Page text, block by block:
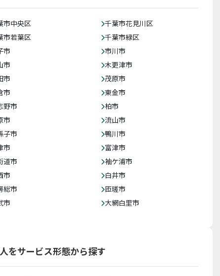
市中央区
千葉市花見川区
市若葉区
千葉市緑区
市
市川市
市
木更津市
市
茂原市
市
東金市
野市
柏市
市
流山市
子市
鴨川市
市
富津市
道市
袖ケ浦市
市
白井市
総市
匝瑳市
市 大網白里市
をサービス形態から探す